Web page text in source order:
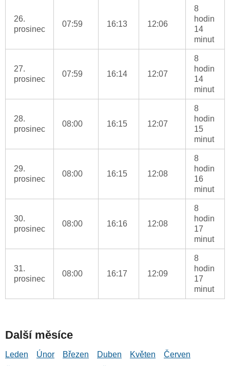
26.
prosinec
07:59 16:13 12:06
8
hodin
14
minut
27.
prosinec
07:59 16:14 12:07
8
hodin
14
minut
28.
prosinec
08:00 16:15 12:07
8
hodin
15
minut
29.
prosinec
08:00 16:15 12:08
8
hodin
16
minut
30.
prosinec
08:00 16:16 12:08
8
hodin
17
minut
31.
prosinec
08:00 16:17 12:09
8
hodin
17
minut
Další měsíce
Leden Únor Březen Duben Květen
Červen